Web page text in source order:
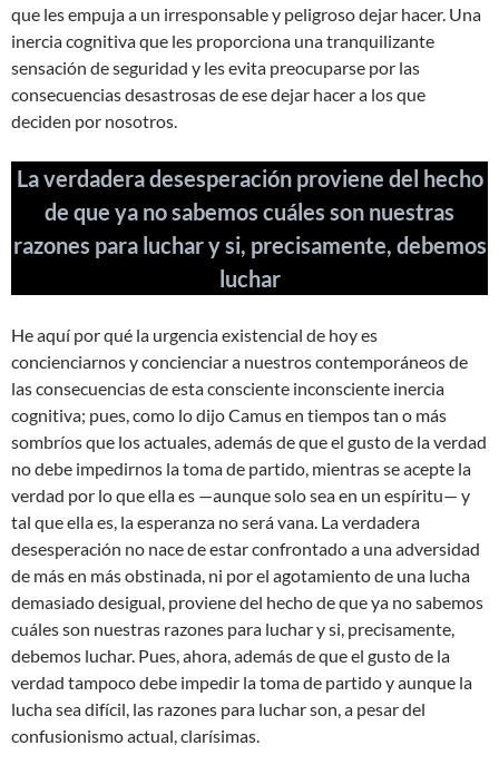
que les empuja a un irresponsable y peligroso dejar hacer. Una
inercia cognitiva que les proporciona una tranquilizante
sensación de seguridad y les evita preocuparse por las
consecuencias desastrosas de ese dejar hacer a los que
deciden por nosotros.
La verdadera desesperación proviene del hecho
de que ya no sabemos cuáles son nuestras
razones para luchar y si, precisamente, debemos
luchar
He aquí por qué la urgencia existencial de hoy es
concienciarnos y concienciar a nuestros contemporáneos de
las consecuencias de esta consciente inconsciente inercia
cognitiva; pues, como lo dijo Camus en tiempos tan o más
sombríos que los actuales, además de que el gusto de la verdad
no debe impedirnos la toma de partido, mientras se acepte la
verdad por lo que ella es —aunque solo sea en un espíritu— y
tal que ella es, la esperanza no será vana. La verdadera
desesperación no nace de estar confrontado a una adversidad
de más en más obstinada, ni por el agotamiento de una lucha
demasiado desigual, proviene del hecho de que ya no sabemos
cuáles son nuestras razones para luchar y si, precisamente,
debemos luchar. Pues, ahora, además de que el gusto de la
verdad tampoco debe impedir la toma de partido y aunque la
lucha sea difícil, las razones para luchar son, a pesar del
confusionismo actual, clarísimas.